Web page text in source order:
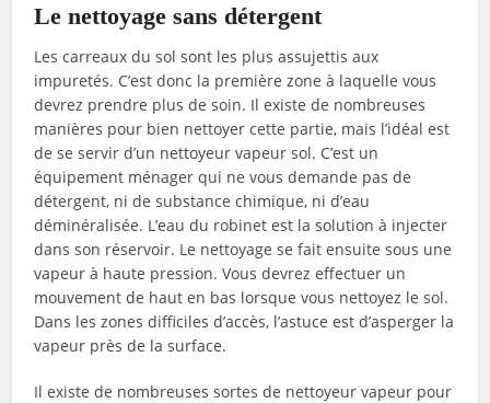
Le nettoyage sans détergent
Les carreaux du sol sont les plus assujettis aux
impuretés. C’est donc la première zone à laquelle vous
devrez prendre plus de soin. Il existe de nombreuses
manières pour bien nettoyer cette partie, mais l’idéal est
de se servir d’un nettoyeur vapeur sol. C’est un
équipement ménager qui ne vous demande pas de
détergent, ni de substance chimique, ni d’eau
déminéralisée. L’eau du robinet est la solution à injecter
dans son réservoir. Le nettoyage se fait ensuite sous une
vapeur à haute pression. Vous devrez effectuer un
mouvement de haut en bas lorsque vous nettoyez le sol.
Dans les zones difficiles d’accès, l’astuce est d’asperger la
vapeur près de la surface.
Il existe de nombreuses sortes de nettoyeur vapeur pour